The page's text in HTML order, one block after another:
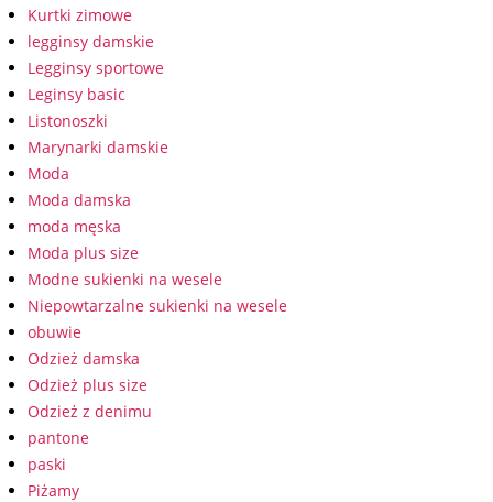
Kurtki zimowe
legginsy damskie
Legginsy sportowe
Leginsy basic
Listonoszki
Marynarki damskie
Moda
Moda damska
moda męska
Moda plus size
Modne sukienki na wesele
Niepowtarzalne sukienki na wesele
obuwie
Odzież damska
Odzież plus size
Odzież z denimu
pantone
paski
Piżamy